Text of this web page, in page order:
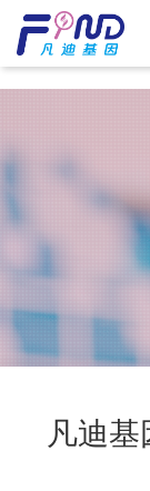
<<<<<<< HEAD
凡迪